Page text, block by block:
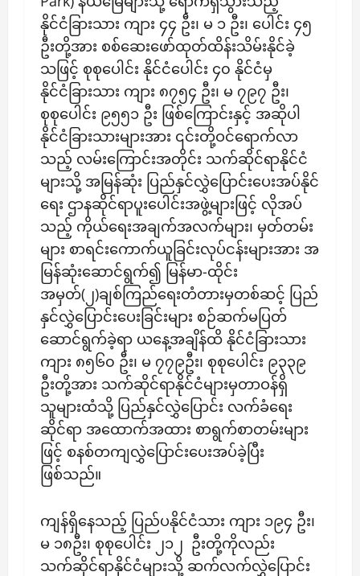
နိုင်ငံခြားသား ကျား ၄၄ ဦး၊ မ ၁ ဦး၊ ပေါင်း ၄၅
ဦးတို့အား စစ်ဆေးဖော်ထုတ်ထိန်းသိမ်းနိုင်ခဲ့
သဖြင့် စုစုပေါင်း နိုင်ငံပေါင်း ၄၀ နိုင်ငံမှ
နိုင်ငံခြားသား ကျား ၈၇၅၄ ဦး၊ မ ၇၉၇ ဦး၊
စုစုပေါင်း ၉၅၅၁ ဦး ဖြစ်ကြောင်းနှင့် အဆိုပါ
နိုင်ငံခြားသားများအား ၎င်းတို့ဝင်ရောက်လာ
သည့် လမ်းကြောင်းအတိုင်း သက်ဆိုင်ရာနိုင်ငံ
များသို့ အမြန်ဆုံး ပြည်နှင်လွှဲပြောင်းပေးအပ်နိုင်
ရေး ဌာနဆိုင်ရာပူးပေါင်းအဖွဲ့များဖြင့် လိုအပ်
သည့် ကိုယ်ရေးအချက်အလက်များ၊ မှတ်တမ်း
များ စာရင်းကောက်ယူခြင်းလုပ်ငန်းများအား အ
မြန်ဆုံးဆောင်ရွက်၍ မြန်မာ-ထိုင်း
အမှတ်(၂)ချစ်ကြည်ရေးတံတားမှတစ်ဆင့် ပြည်
နှင်လွှဲပြောင်းပေးခြင်းများ စဉ်ဆက်မပြတ်
ဆောင်ရွက်ခဲ့ရာ ယနေ့အချိန်ထိ နိုင်ငံခြားသား
ကျား ၈၅၆၀ ဦး၊ မ ၇၇၉ဦး၊ စုစုပေါင်း ၉၃၃၉
ဦးတို့အား သက်ဆိုင်ရာနိုင်ငံများမှတာဝန်ရှိ
သူများထံသို့ ပြည်နှင်လွှဲပြောင်း လက်ခံရေး
ဆိုင်ရာ အထောက်အထား စာရွက်စာတမ်းများ
ဖြင့် စနစ်တကျလွှဲပြောင်းပေးအပ်ခဲ့ပြီး
ဖြစ်သည်။
ကျန်ရှိနေသည့် ပြည်ပနိုင်ငံသား ကျား ၁၉၄ ဦး၊
မ ၁၈ဦး၊ စုစုပေါင်း ၂၁၂ ဦးတို့ကိုလည်း
သက်ဆိုင်ရာနိုင်ငံများသို့ ဆက်လက်လွှဲပြောင်း